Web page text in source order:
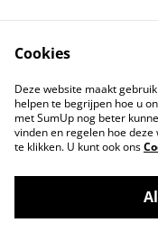
Contact
©2026Markthuis
Cookies
Deze website maakt
helpen te begrijpen hoe u
met SumUp nog beter
vinden en regelen hoe
te klikken. U kunt ook ons